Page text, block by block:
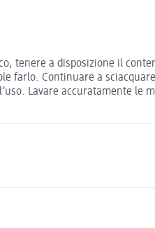
tenere a disposizione il
farlo. Continuare a
Lavare accuratamente le